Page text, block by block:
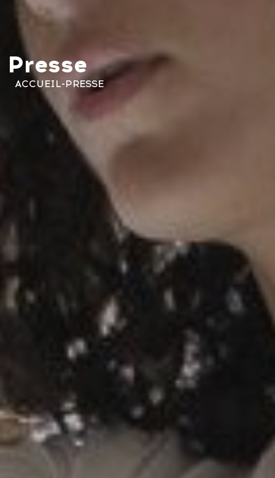
Presse
ACCUEIL-PRESSE